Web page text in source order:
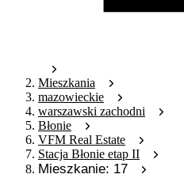
Mieszkania
mazowieckie
warszawski zachodni
Błonie
VFM Real Estate
Stacja Błonie etap II
Mieszkanie: 17